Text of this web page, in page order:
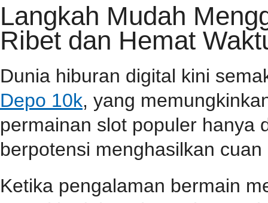
Langkah Mudah
Ribet dan Hemat
Dunia hiburan digital kini
Depo 10k, yang
permainan slot populer hanya
berpotensi menghasilkan
Ketika pengalaman bermain